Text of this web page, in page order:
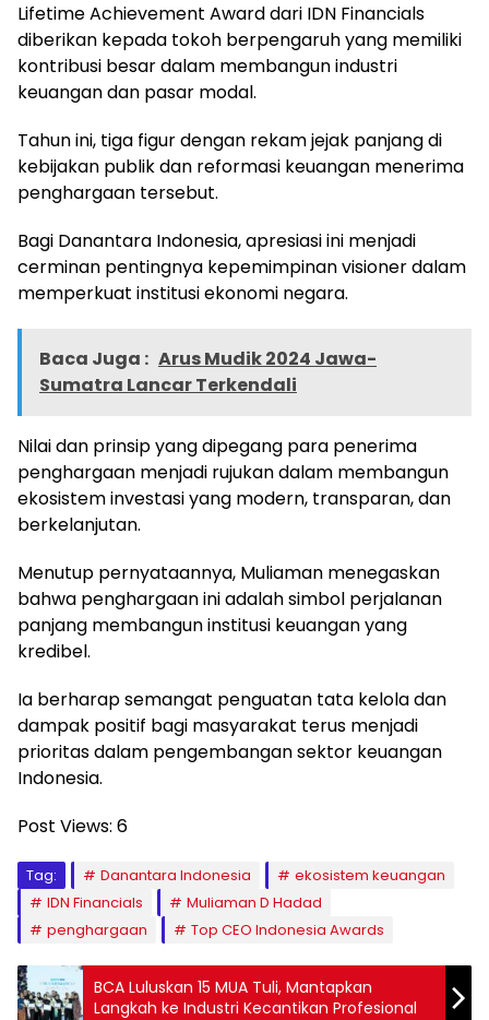
Lifetime Achievement Award dari IDN Financials
diberikan kepada tokoh berpengaruh yang memiliki
kontribusi besar dalam membangun industri
keuangan dan pasar modal.
Tahun ini, tiga figur dengan rekam jejak panjang di
kebijakan publik dan reformasi keuangan menerima
penghargaan tersebut.
Bagi Danantara Indonesia, apresiasi ini menjadi
cerminan pentingnya kepemimpinan visioner dalam
memperkuat institusi ekonomi negara.
Baca Juga : Arus Mudik 2024 Jawa-
Sumatra Lancar Terkendali
Nilai dan prinsip yang dipegang para penerima
penghargaan menjadi rujukan dalam membangun
ekosistem investasi yang modern, transparan, dan
berkelanjutan.
Menutup pernyataannya, Muliaman menegaskan
bahwa penghargaan ini adalah simbol perjalanan
panjang membangun institusi keuangan yang
kredibel.
Ia berharap semangat penguatan tata kelola dan
dampak positif bagi masyarakat terus menjadi
prioritas dalam pengembangan sektor keuangan
Indonesia.
Post Views: 6
Tag: Danantara Indonesia
ekosistem keuangan
IDN Financials
Muliaman D Hadad
penghargaan
Top CEO Indonesia Awards
BCA Luluskan 15 MUA Tuli, Mantapkan
Langkah ke Industri Kecantikan Profesional